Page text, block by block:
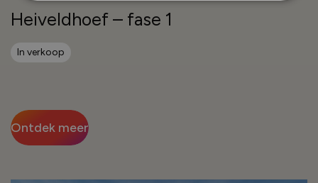
Heiveldhoef – fase 1
In verkoop
Ontdek meer